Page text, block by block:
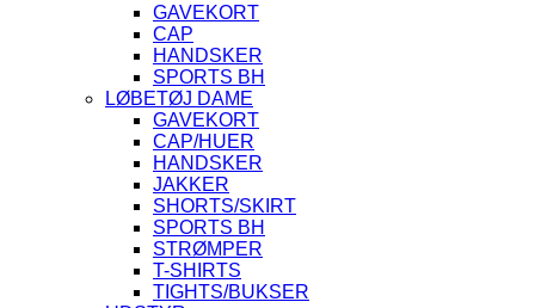
GAVEKORT
CAP
HANDSKER
SPORTS BH
LØBETØJ DAME
GAVEKORT
CAP/HUER
HANDSKER
JAKKER
SHORTS/SKIRT
SPORTS BH
STRØMPER
T-SHIRTS
TIGHTS/BUKSER